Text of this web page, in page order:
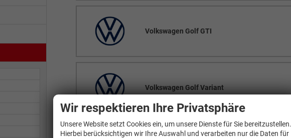
Volkswagen Golf GTI
Volkswagen Golf Variant
Wir respektieren Ihre Privatsphäre
Unsere Website setzt Cookies ein, um unsere Dienste für Sie bereitzustellen.
Hierbei berücksichtigen wir Ihre Auswahl und verarbeiten nur die Daten für